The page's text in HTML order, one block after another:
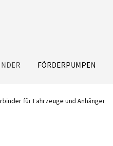
FÖRDERPUMPEN
für Fahrzeuge und Anhänger